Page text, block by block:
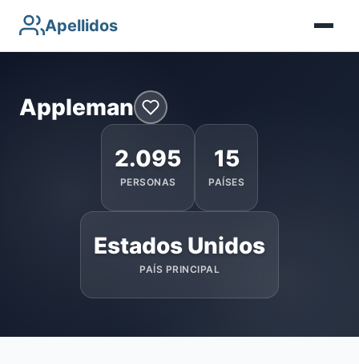
Apellidos
Appleman
2.095
PERSONAS
15
PAÍSES
Estados Unidos
PAÍS PRINCIPAL